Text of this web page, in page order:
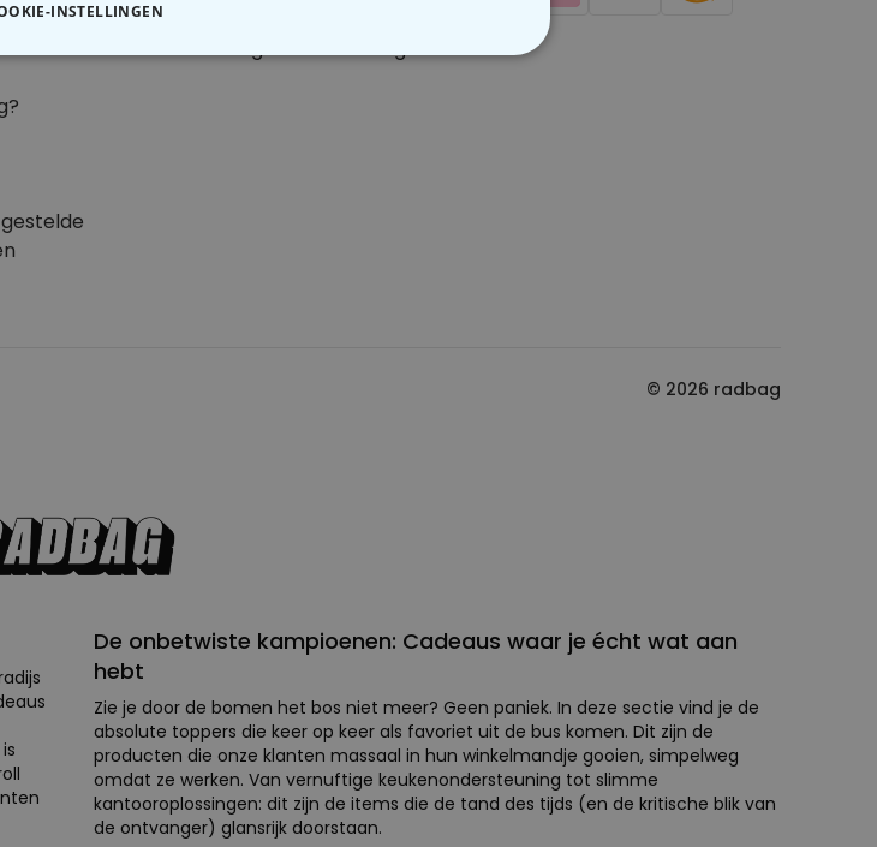
Cookie instellingenB2B aanvragen
© 2026 radbag
De onbetwiste kampioenen: Cadeaus waar je écht wat aan
hebt
Zie je door de bomen het bos niet meer? Geen paniek. In deze sectie vind je de
absolute toppers die keer op keer als favoriet uit de bus komen. Dit zijn de
producten die onze klanten massaal in hun winkelmandje gooien, simpelweg
omdat ze werken. Van vernuftige keukenondersteuning tot slimme
kantooroplossingen: dit zijn de items die de tand des tijds (en de kritische blik van
de ontvanger) glansrijk doorstaan.
INSTELLINGEN
MARKETING